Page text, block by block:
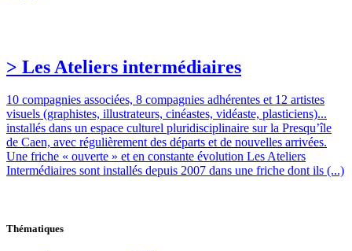
> Les Ateliers intermédiaires
10 compagnies associées, 8 compagnies adhérentes et 12 artistes
visuels (graphistes, illustrateurs, cinéastes, vidéaste, plasticiens)...
installés dans un espace culturel pluridisciplinaire sur la Presqu’île
de Caen, avec régulièrement des départs et de nouvelles arrivées.
Une friche « ouverte » et en constante évolution Les Ateliers
Intermédiaires sont installés depuis 2007 dans une friche dont ils (...)
Thématiques